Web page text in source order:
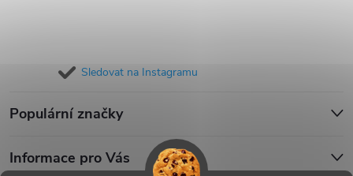
Sledovat na Instagramu
Populární značky
Informace pro Vás